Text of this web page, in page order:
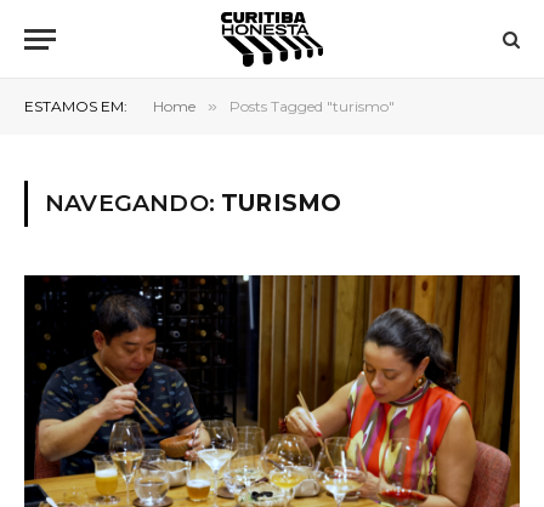
ESTAMOS EM: Home » Posts Tagged "turismo"
NAVEGANDO: TURISMO